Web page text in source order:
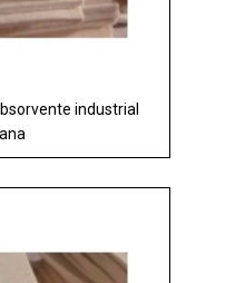
industrial